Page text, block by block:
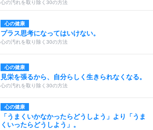
心の汚れを取り除く30の方法
心の健康
プラス思考になってはいけない。
心の汚れを取り除く30の方法
心の健康
見栄を張るから、自分らしく生きられなくなる。
心の汚れを取り除く30の方法
心の健康
「うまくいかなかったらどうしよう」より「うま
くいったらどうしよう」。